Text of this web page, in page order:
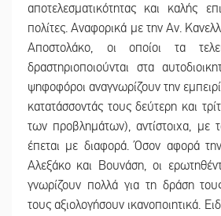
αποτελεσματικότητας και καλής
πολίτες. Αναφορικά με την Αν.
Αποστολάκο, oι οποίοι τα
δραστηριοποιούνται στα
ψηφοφόροι αναγνωρίζουν την
κατατάσσοντάς τους δεύτερη και
των προβλημάτων), αντίστοιχα, με
έπεται με διαφορά. Όσον αφορά
Αλεξάκο και Βουνάση, οι
γνωρίζουν πολλά για τη δράση
τους αξιολογήσουν ικανοποιητικά.